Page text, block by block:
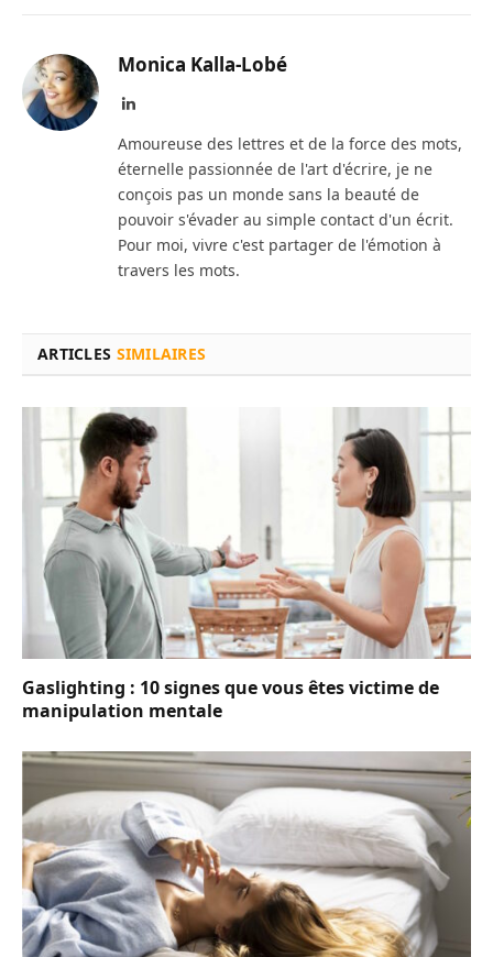
Monica Kalla-Lobé
LinkedIn
Amoureuse des lettres et de la force des mots,
éternelle passionnée de l'art d'écrire, je ne
conçois pas un monde sans la beauté de
pouvoir s'évader au simple contact d'un écrit.
Pour moi, vivre c'est partager de l'émotion à
travers les mots.
ARTICLES SIMILAIRES
Gaslighting : 10 signes que vous êtes victime de
manipulation mentale